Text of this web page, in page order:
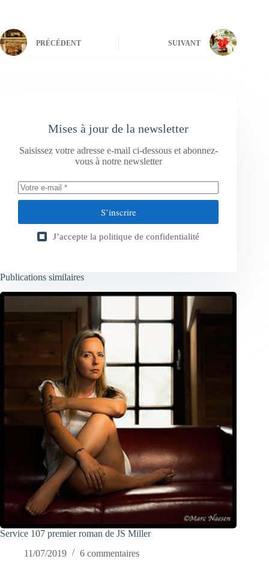
PRÉCÉDENT SUIVANT
Mises à jour de la newsletter
Saisissez votre adresse e-mail ci-dessous et abonnez-
vous à notre newsletter
S’inscrire
J’accepte la politique de confidentialité
Publications similaires
Service 107 premier roman de JS Miller
11/07/2019
6 commentaires